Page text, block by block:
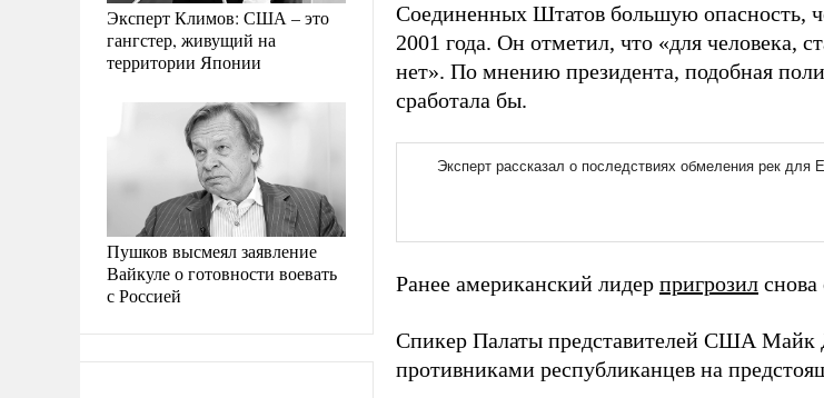
Эксперт Климов: США – это
гангстер, живущий на
территории Японии
Пушков высмеял заявление
Вайкуле о готовности воевать
с Россией
Соединенных Штатов большую опасность,
2001 года. Он отметил, что «для человека,
нет». По мнению президента, подобная
сработала бы.
Ранее американский лидер пригрозил снова
Спикер Палаты представителей США
противниками республиканцев на